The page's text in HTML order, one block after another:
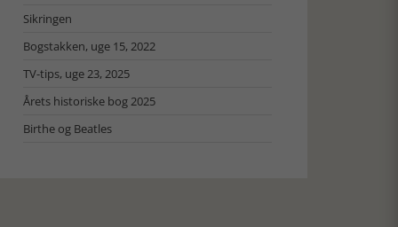
Sikringen
Bogstakken, uge 15, 2022
TV-tips, uge 23, 2025
Årets historiske bog 2025
Birthe og Beatles